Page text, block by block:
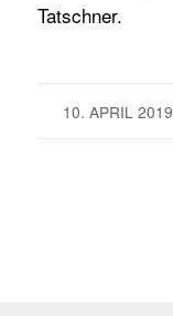
Tatschner.
10. APRIL 2019
/